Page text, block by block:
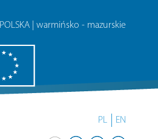
POLSKA | warmińsko - mazurskie
PL EN